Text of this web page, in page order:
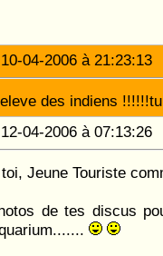
04-2006 à
des indiens
04-2006 à
Jeune Touriste
de tes discus